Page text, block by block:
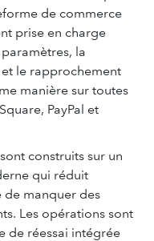
de commerce
prise en charge
la
le rapprochement
manière sur toutes
PayPal et
construits sur un
qui réduit
de manquer des
Les opérations sont
de réessai intégrée